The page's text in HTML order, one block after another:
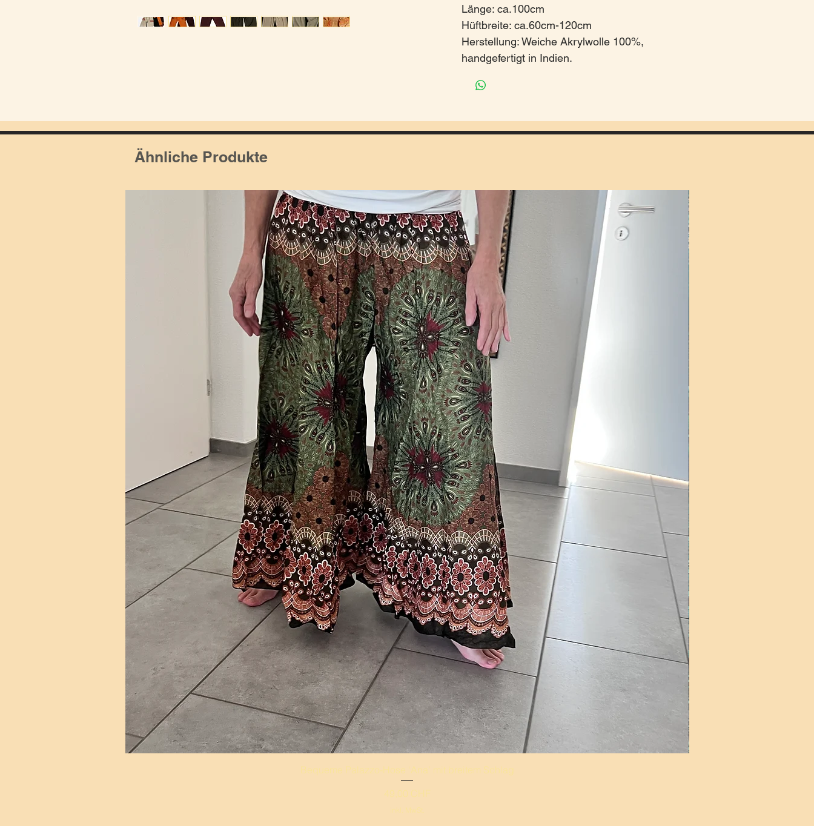
Länge: ca.100cm
Hüftbreite: ca.60cm-120cm
Herstellung: Weiche Akrylwolle 100%,
handgefertigt in Indien.
Ähnliche Produkte
Schnellansicht
Bequeme Palazzo-Hose ‘Ana’ mit breitem Schlag
Preis
49,00 CHF
inkl. MwSt.